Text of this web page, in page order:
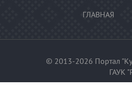
ГЛАВНАЯ
© 2013-2026 Портал
ГАУК